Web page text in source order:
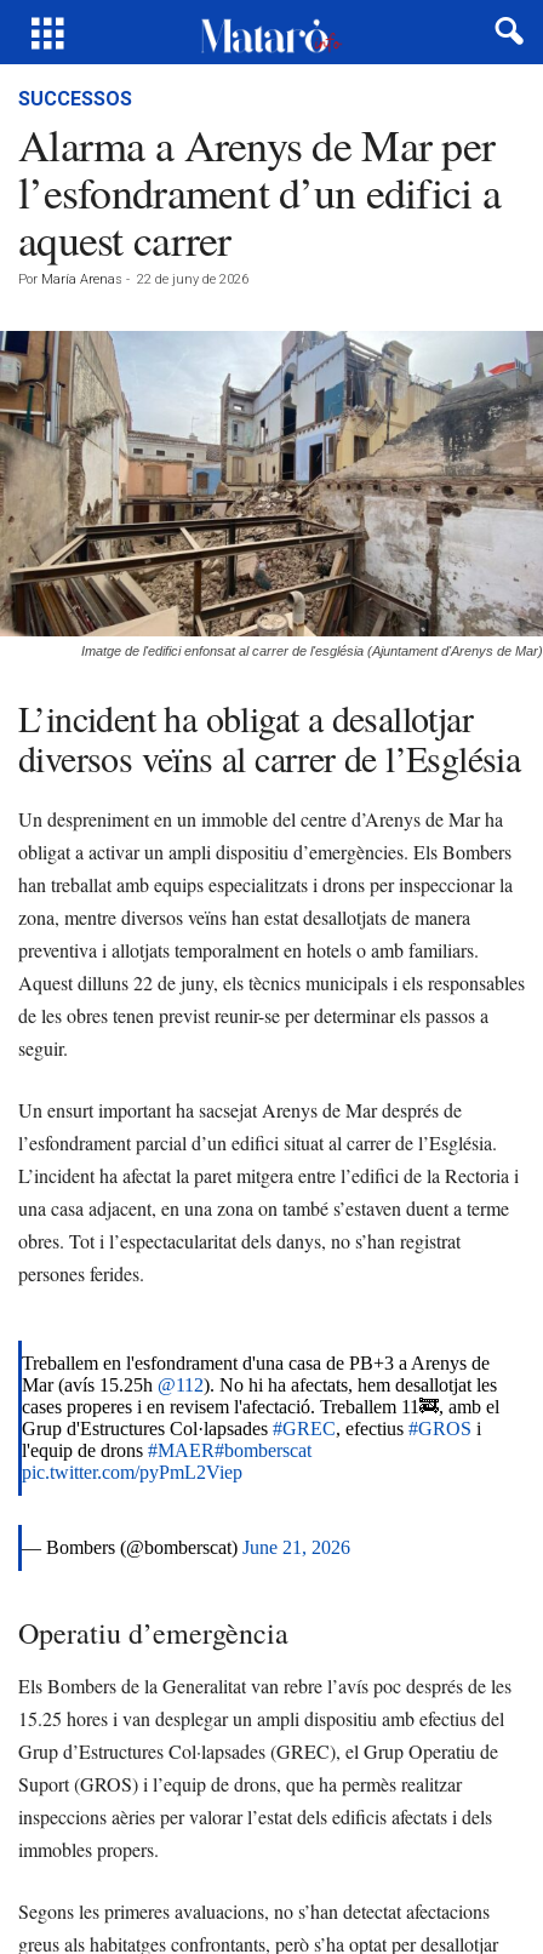
SUCCESSOS
Alarma a Arenys de Mar per
l’esfondrament d’un edifici a
aquest carrer
Por María Arenas - 22 de juny de 2026
Imatge de l'edifici enfonsat al carrer de l'església (Ajuntament d'Arenys de Mar)
L’incident ha obligat a desallotjar
diversos veïns al carrer de l’Església
Un despreniment en un immoble del centre d’Arenys de Mar ha
obligat a activar un ampli dispositiu d’emergències. Els Bombers
han treballat amb equips especialitzats i drons per inspeccionar la
zona, mentre diversos veïns han estat desallotjats de manera
preventiva i allotjats temporalment en hotels o amb familiars.
Aquest dilluns 22 de juny, els tècnics municipals i els responsables
de les obres tenen previst reunir-se per determinar els passos a
seguir.
Un ensurt important ha sacsejat Arenys de Mar després de
l’esfondrament parcial d’un edifici situat al carrer de l’Església.
L’incident ha afectat la paret mitgera entre l’edifici de la Rectoria i
una casa adjacent, en una zona on també s’estaven duent a terme
obres. Tot i l’espectacularitat dels danys, no s’han registrat
persones ferides.
Treballem en l'esfondrament d'una casa de PB+3 a Arenys de
Mar (avís 15.25h @112). No hi ha afectats, hem desallotjat les
cases properes i en revisem l'afectació. Treballem 11🚒, amb el
Grup d'Estructures Col·lapsades #GREC, efectius #GROS i
l'equip de drons #MAER#bomberscat
pic.twitter.com/pyPmL2Viep
— Bombers (@bomberscat) June 21, 2026
Operatiu d’emergència
Els Bombers de la Generalitat van rebre l’avís poc després de les
15.25 hores i van desplegar un ampli dispositiu amb efectius del
Grup d’Estructures Col·lapsades (GREC), el Grup Operatiu de
Suport (GROS) i l’equip de drons, que ha permès realitzar
inspeccions aèries per valorar l’estat dels edificis afectats i dels
immobles propers.
Segons les primeres avaluacions, no s’han detectat afectacions
greus als habitatges confrontants, però s’ha optat per desallotjar